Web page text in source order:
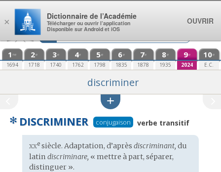
Aller au contenu
1 re
1694
2e
1718
3e
1740
4e
1762
5e
1798
6e
1835
7e
1878
8e
1935
9e
2024
10e
E.C.
discriminer
✻ DISCRIMINER conjugaison verbe transitif
Étymologie
:
xxesiècle. Adaptation, d’après discriminant, du
latin discriminare, « mettre à part, séparer,
distinguer ».
×
Dictionnaire de l’Académie
Télécharger ou ouvrir l’application
Disponible sur Android et iOS
OUVRIR